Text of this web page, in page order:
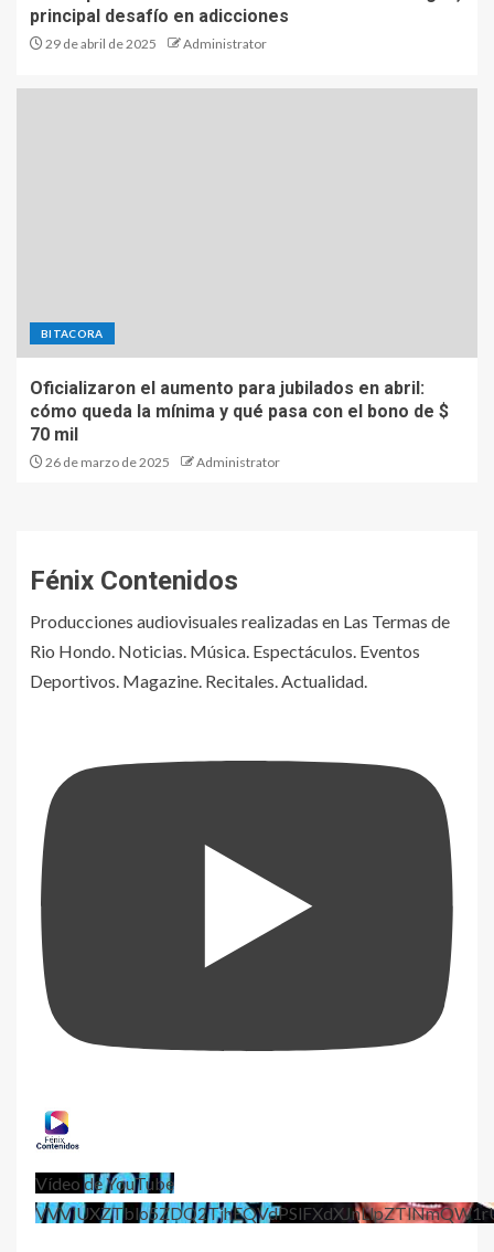
principal desafío en adicciones
29 de abril de 2025 Administrator
BITACORA
Oficializaron el aumento para jubilados en abril:
cómo queda la mínima y qué pasa con el bono de $
70 mil
26 de marzo de 2025 Administrator
Fénix Contenidos
Producciones audiovisuales realizadas en Las Termas de
Rio Hondo. Noticias. Música. Espectáculos. Eventos
Deportivos. Magazine. Recitales. Actualidad.
Vídeo de YouTube